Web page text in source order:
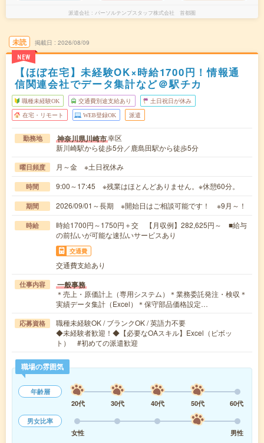
派遣会社 パーソルテンプスタッフ株式会社 首都圏
未読
NEW
掲載日 2026/08/09
【ほぼ在宅】未経験OK×時給1700円！情報通
信関連会社でデータ集計など＠駅チカ
職種未経験OK 交通費別途支給あり 土日祝日が休み
在宅・リモート WEB登録OK 派遣
勤務地 神奈川県川崎市幸区
新川崎駅から徒歩5分／鹿島田駅から徒歩5分
曜日頻度 月～金 ※土日祝休み
時間 9:00～17:45 ※残業はほとんどありません。※休憩60分。
期間 2026/09/01～長期 ※開始日はご相談可能です！ ※9月～！
時給
時給1700円～1750円＋交 【月収例】282,625円～ ■給与
の前払いが可能な速払いサービスあり
交通費
交通費支給あり
仕事内容 一般事務
＊売上・原価計上（専用システム）＊業務委託発注・検収＊
実績データ集計（Excel）＊保守部品価格設定…
応募資格
職種未経験OK / ブランクOK / 英語力不要
◆未経験者歓迎！◆【必要なOAスキル】Excel（ピボッ
ト） #初めての派遣歓迎
職場の雰囲気
年齢層
20代
30代 40代 50代
60代
男女比率
女性
男性